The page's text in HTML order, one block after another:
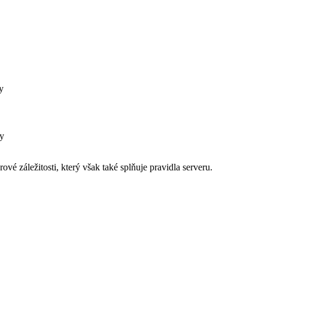
záležitosti, který však také splňuje pravidla serveru.